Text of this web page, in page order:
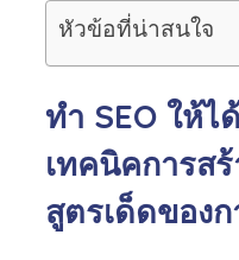
หัวข้อที่น่าสนใจ
ทำ SEO ให้ไ
เทคนิคการส
สูตรเด็ดของ